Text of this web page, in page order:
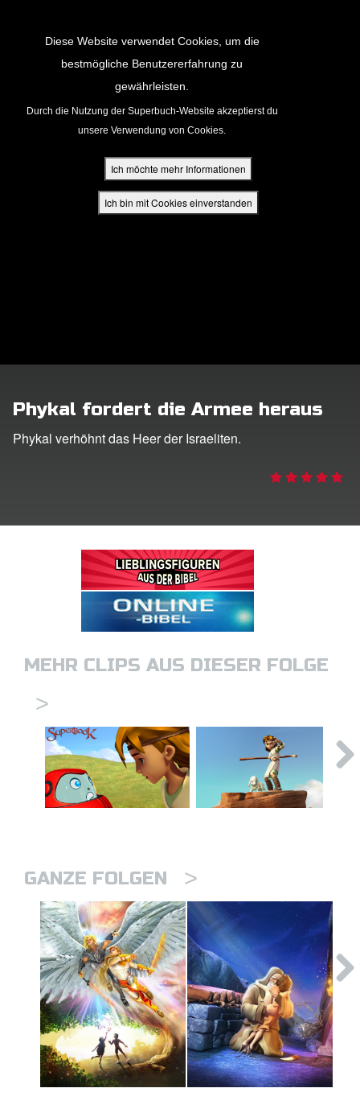
Diese Website verwendet Cookies, um die
bestmögliche Benutzererfahrung zu
gewährleisten.
Durch die Nutzung der Superbuch-Website akzeptierst du
unsere Verwendung von Cookies.
Ich möchte mehr Informationen
Ich bin mit Cookies einverstanden
Phykal fordert die Armee heraus
Phykal verhöhnt das Heer der Israeliten.
MEHR CLIPS AUS DIESER FOLGE
>
GANZE FOLGEN >